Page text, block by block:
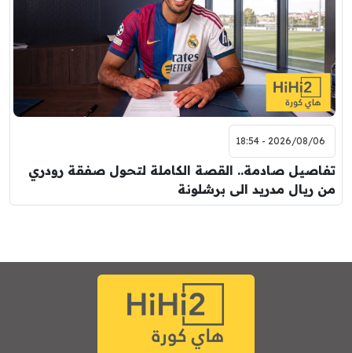
2026/08/06 - 18:54
تفاصيل صادمة.. القصة الكاملة لتحول صفقة رودري
من ريال مدريد الى برشلونة